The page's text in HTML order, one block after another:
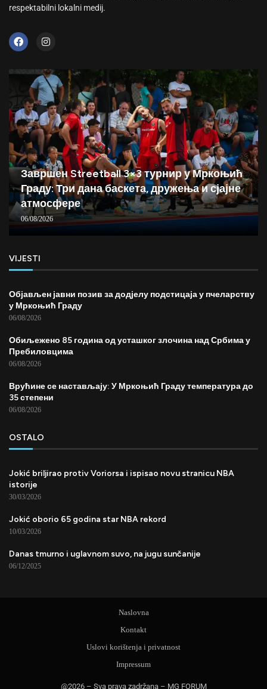
respektabilni lokalni medij.
Завршен Streetball 3×3 турнир у Мркоњић
Граду: Три дана баскета, дружења и сјајне
атмосфере
06/08/2026
VIJESTI
Објављен јавни позив за додјелу подстицаја у пчеларству
у Мркоњић Граду
06/08/2026
Обиљежено 85 година од усташког злочина над Србима у
Пребиловцима
06/08/2026
Врућине се настављају: У Мркоњић Граду температура до
35 степени
06/08/2026
OSTALO
Jokić briljirao protiv Voriorsa i ispisao novu stranicu NBA
istorije
30/03/2026
Jokić oborio 65 godina star NBA rekord
10/03/2026
Danas tmurno i uglavnom suvo, na jugu sunčanije
06/12/2025
@2026 – Sva prava zadržana – MG FORUM
Naslovna
Kontakt
Uslovi korištenja i privatnost
Impressum